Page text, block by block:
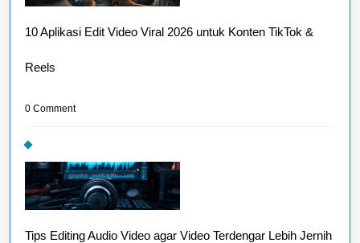
10 Aplikasi Edit Video Viral 2026 untuk Konten TikTok &
Reels
0 Comment
Tips Editing Audio Video agar Video Terdengar Lebih Jernih